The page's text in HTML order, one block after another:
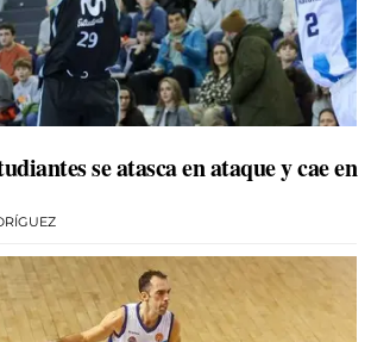
se atasca en ataque y cae en